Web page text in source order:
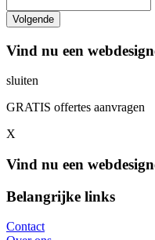
Vind nu een
sluiten
GRATIS offertes aanvragen
X
Vind nu een
Belangrijke links
Contact